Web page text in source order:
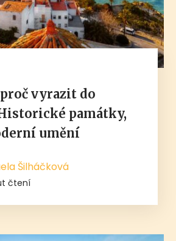
vyrazit do
památky,
umění
Šilháčková
čtení